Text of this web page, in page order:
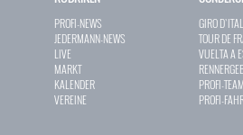
PROFI-NEWS
JEDERMANN-NEWS
LIVE
MARKT
KALENDER
VEREINE
GIRO
TOUR DE
VUELTA A
PROFI-
PROFI-